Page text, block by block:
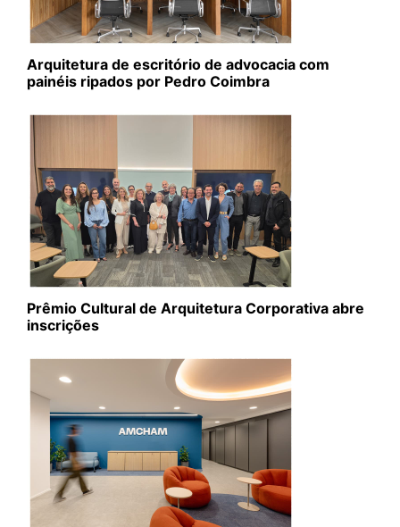
Arquitetura de escritório de advocacia com
painéis ripados por Pedro Coimbra
Prêmio Cultural de Arquitetura Corporativa abre
inscrições